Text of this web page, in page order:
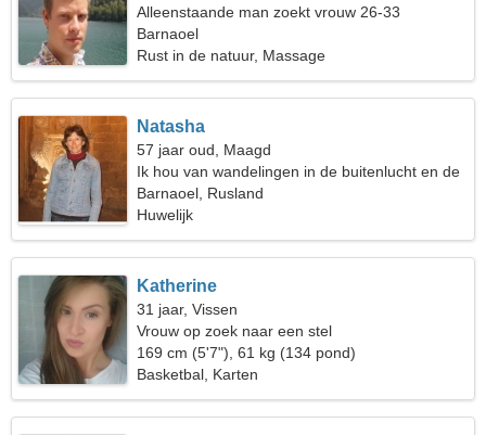
Alleenstaande man zoekt vrouw 26-33
Barnaoel
Rust in de natuur, Massage
Natasha
57 jaar oud, Maagd
Ik hou van wandelingen in de buitenlucht en de
piano
Barnaoel, Rusland
Huwelijk
Katherine
31 jaar, Vissen
Vrouw op zoek naar een stel
169 cm (5'7"), 61 kg (134 pond)
Basketbal, Karten